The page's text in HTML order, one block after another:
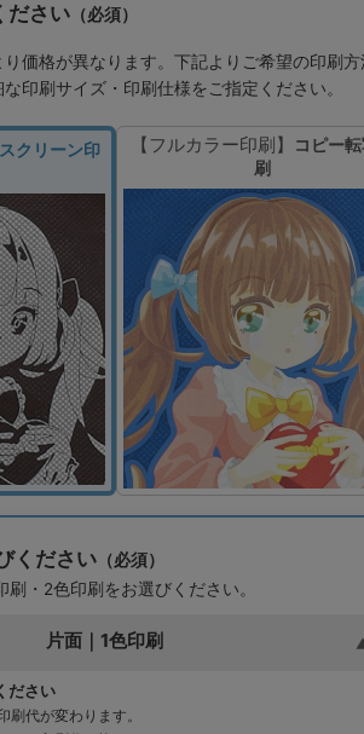
ださい（必須）
価格が異なります。下記よりご希望の印刷方
印刷サイズ・印刷仕様をご指定ください。
クリーン印
【フルカラー印刷】
コピー
刷
ください（必須）
刷・2色印刷をお選びください。
片面｜1色印刷
ださい
刷代が変わります。